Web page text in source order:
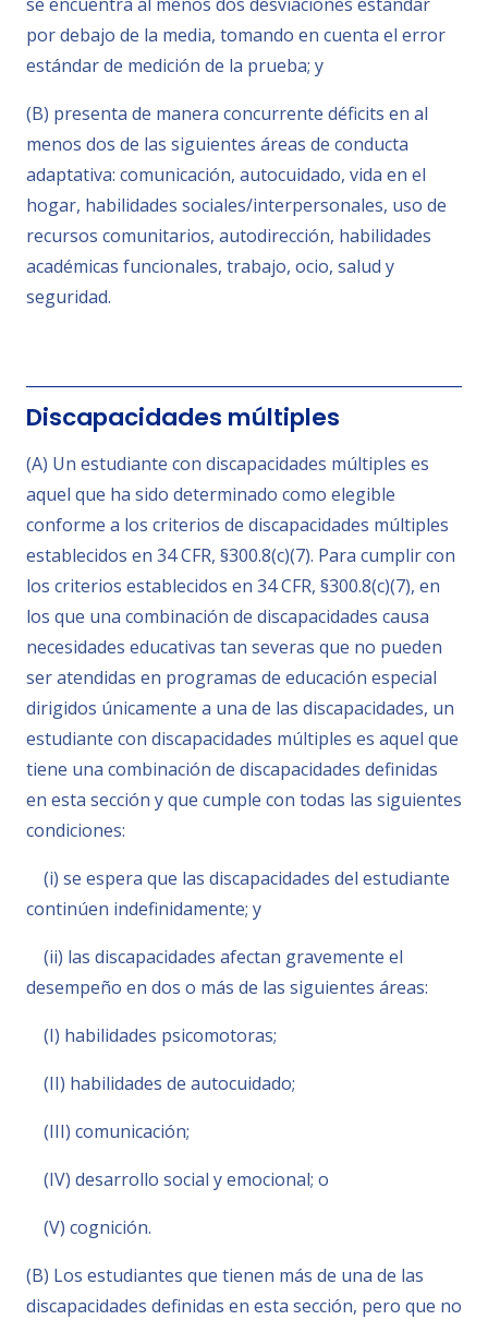
por debajo de la media, tomando en cuenta el error
estándar de medición de la prueba; y
(B) presenta de manera concurrente déficits en al
menos dos de las siguientes áreas de conducta
adaptativa: comunicación, autocuidado, vida en el
hogar, habilidades sociales/interpersonales, uso de
recursos comunitarios, autodirección, habilidades
académicas funcionales, trabajo, ocio, salud y
seguridad.
Discapacidades múltiples
(A) Un estudiante con discapacidades múltiples es
aquel que ha sido determinado como elegible
conforme a los criterios de discapacidades múltiples
establecidos en 34 CFR, §300.8(c)(7). Para cumplir con
los criterios establecidos en 34 CFR, §300.8(c)(7), en
los que una combinación de discapacidades causa
necesidades educativas tan severas que no pueden
ser atendidas en programas de educación especial
dirigidos únicamente a una de las discapacidades, un
estudiante con discapacidades múltiples es aquel que
tiene una combinación de discapacidades definidas
en esta sección y que cumple con todas las siguientes
condiciones:
(i) se espera que las discapacidades del estudiante
continúen indefinidamente; y
(ii) las discapacidades afectan gravemente el
desempeño en dos o más de las siguientes áreas:
(I) habilidades psicomotoras;
(II) habilidades de autocuidado;
(III) comunicación;
(IV) desarrollo social y emocional; o
(V) cognición.
(B) Los estudiantes que tienen más de una de las
discapacidades definidas en esta sección, pero que no